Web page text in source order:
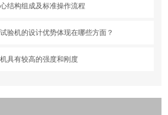
结构组成及标准操作流程
验机的设计优势体现在哪些方面？
具有较高的强度和刚度